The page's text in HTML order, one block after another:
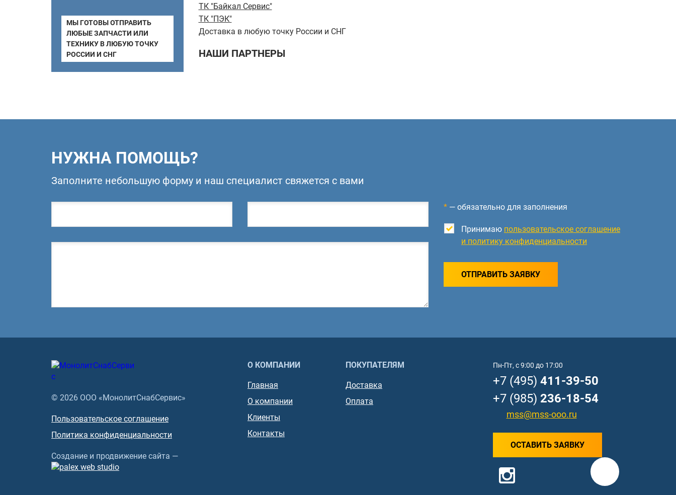
ТК "Байкал Сервис"
ТК "ПЭК"
Доставка в любую точку России и СНГ
НАШИ ПАРТНЕРЫ
МЫ ГОТОВЫ ОТПРАВИТЬ
ЛЮБЫЕ ЗАПЧАСТИ ИЛИ
ТЕХНИКУ В ЛЮБУЮ ТОЧКУ
РОССИИ И СНГ
НУЖНА ПОМОЩЬ?
Заполните небольшую форму и наш специалист свяжется с вами
* — обязательно для заполнения
Принимаю пользовательское соглашение
и политику конфиденциальности
ОТПРАВИТЬ ЗАЯВКУ
© 2026 ООО «МонолитСнабСервис»
Пользовательское соглашение
Политика конфиденциальности
Создание и продвижение сайта —
О КОМПАНИИ
Главная
О компании
Клиенты
Контакты
ПОКУПАТЕЛЯМ
Доставка
Оплата
Пн-Пт, с 9:00 до 17:00
+7 (495) 411-39-50
+7 (985) 236-18-54
mss@mss-ooo.ru
ОСТАВИТЬ ЗАЯВКУ